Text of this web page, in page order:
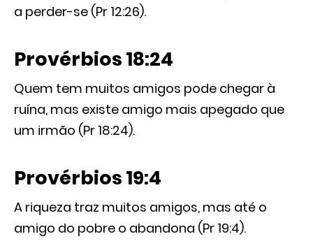
a perder-se (Pr 12:26).
Provérbios 18:24
Quem tem muitos amigos pode chegar à
ruína, mas existe amigo mais apegado que
um irmão (Pr 18:24).
Provérbios 19:4
A riqueza traz muitos amigos, mas até o
amigo do pobre o abandona (Pr 19:4).